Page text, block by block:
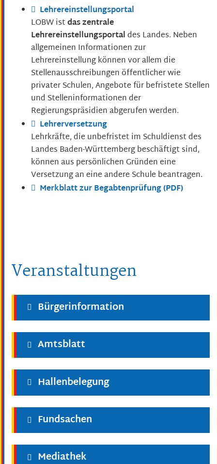
Lehrereinstellungsportal
LOBW istdas zentrale
Lehrereinstellungsportaldes Landes. Neben
allgemeinen Informationen zur
Lehrereinstellung können vor allem die
Stellenausschreibungen öffentlicher wie
privater Schulen, Angebote für befristete Stellen
und Stelleninformationen der
Regierungspräsidien abgerufen werden.
Lehrerversetzung
Lehrkräfte, die unbefristet im Schuldienst des
Landes Baden-Württemberg beschäftigt sind,
können aus persönlichen Gründen eine
Versetzung an eine andere Schule beantragen.
Merkblatt zur Begabtenprüfung (PDF)
Veranstaltungen
Bürgerinformation
Amtsblatt
Hallenbelegung
Fundsachen
Mediathek